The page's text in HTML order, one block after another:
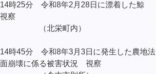
14時25分 令和8年2月28日に漂着した鯨
視察
（北栄町内）
14時45分 令和8年3月3日に発生した農地法
面崩壊に係る被害状況 視察